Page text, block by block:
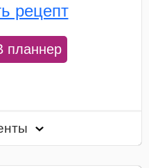
рецепт
планнер